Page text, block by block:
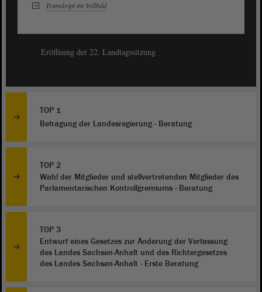
Transkript im Vollbild
Eröffnung der 22. Landtagssitzung
TOP 1
Befragung der Landesregierung - Beratung
TOP 2
Wahl der Mitglieder und stellvertretenden Mitglieder des
Parlamentarischen Kontrollgremiums - Beratung
TOP 3
Entwurf eines Gesetzes zur Änderung der Verfassung
des Landes Sachsen-Anhalt und des Richtergesetzes
des Landes Sachsen-Anhalt - Erste Beratung